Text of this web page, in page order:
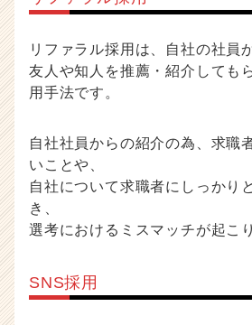
リファラル採用は、自社の社員
友人や知人を推薦・紹介しても
用手法です。
自社社員からの紹介の為、求職
いことや、
自社について求職者にしっかり
き、
選考におけるミスマッチが起こ
SNS採用